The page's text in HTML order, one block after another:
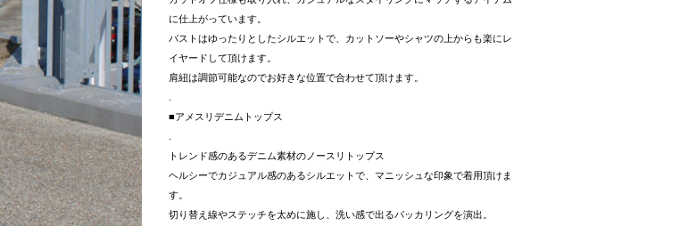
に仕上がっています。
バストはゆったりとしたシルエットで、カットソーやシャツの上からも楽にレ
イヤードして頂けます。
肩紐は調節可能なのでお好きな位置で合わせて頂けます。
■アメスリデニムトップス
トレンド感のあるデニム素材のノースリトップス
ヘルシーでカジュアル感のあるシルエットで、マニッシュな印象で着用頂けま
す。
切り替え線やステッチを太めに施し、洗い感で出るパッカリングを演出。